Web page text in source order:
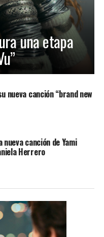
una etapa
nueva canción “brand new
nueva canción de Yami
Herrero